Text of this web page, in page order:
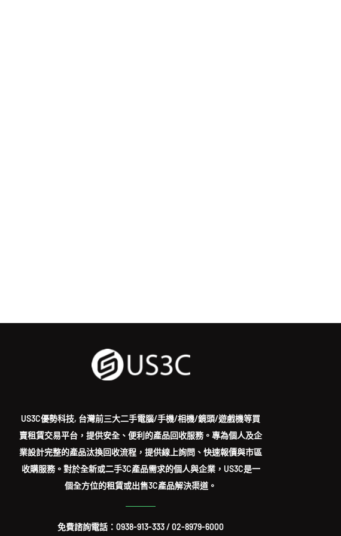
US3C優勢科技, 台灣前三大二手電腦/手機/相機/鏡頭/遊戲機等買
賣租賃交易平台，提供安全、便利的產品回收服務。專為個人及企
業設計完整的產品汰換回收流程，提供線上詢問、快速報價與市區
收購服務。對於全新或二手3C產品需求的個人與企業，US3C是一
個全方位的租賃或出售3C產品解決渠道。
免費諮詢電話：0938-913-333/02-8979-6000